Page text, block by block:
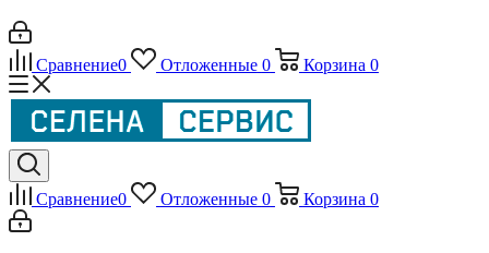
Сравнение0 Отложенные 0 Корзина 0
Сравнение0 Отложенные 0 Корзина 0